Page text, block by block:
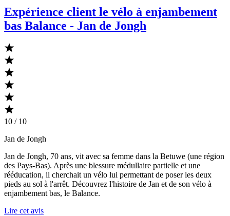
Expérience client le vélo à enjambement
bas Balance - Jan de Jongh
10 / 10
Jan de Jongh
Jan de Jongh, 70 ans, vit avec sa femme dans la Betuwe (une région
des Pays-Bas). Après une blessure médullaire partielle et une
rééducation, il cherchait un vélo lui permettant de poser les deux
pieds au sol à l'arrêt. Découvrez l'histoire de Jan et de son vélo à
enjambement bas, le Balance.
Lire cet avis